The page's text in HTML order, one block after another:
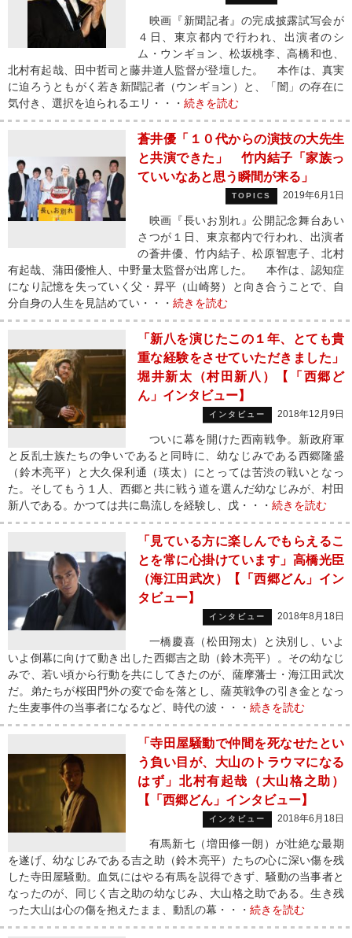
映画『新聞記者』の完成披露試写会が
４日、東京都内で行われ、出演者のシ
ム・ウンギョン、松坂桃李、高橋和也、
北村有起哉、田中哲司と藤井道人監督が登壇した。 本作は、真実
に迫ろうともがく若き新聞記者（ウンギョン）と、「闇」の存在に
気付き、選択を迫られるエリ・・・ 続きを読む
蒼井優「１０代からの演技の大先生
と共演できた」 竹内結子「家族っ
ていいなあと思う瞬間が来る」
TOPICS 2019年6月1日
映画『長いお別れ』公開記念舞台あい
さつが１日、東京都内で行われ、出演者
の蒼井優、竹内結子、松原智恵子、北村
有起哉、蒲田優惟人、中野量太監督が出席した。 本作は、認知症
になり記憶を失っていく父・昇平（山崎努）と向き合うことで、自
分自身の人生を見詰めてい・・・ 続きを読む
「新八を演じたこの１年、とても貴
重な経験をさせていただきました」
堀井新太（村田新八）【「西郷ど
ん」インタビュー】
インタビュー 2018年12月9日
ついに幕を開けた西南戦争。新政府軍
と反乱士族たちの争いであると同時に、幼なじみである西郷隆盛
（鈴木亮平）と大久保利通（瑛太）にとっては苦渋の戦いとなっ
た。そしてもう１人、西郷と共に戦う道を選んだ幼なじみが、村田
新八である。かつては共に島流しを経験し、戊・・・ 続きを読む
「見ている方に楽しんでもらえるこ
とを常に心掛けています」高橋光臣
（海江田武次）【「西郷どん」イン
タビュー】
インタビュー 2018年8月18日
一橋慶喜（松田翔太）と決別し、いよ
いよ倒幕に向けて動き出した西郷吉之助（鈴木亮平）。その幼なじ
みで、若い頃から行動を共にしてきたのが、薩摩藩士・海江田武次
だ。弟たちが桜田門外の変で命を落とし、薩英戦争の引き金となっ
た生麦事件の当事者になるなど、時代の波・・・ 続きを読む
「寺田屋騒動で仲間を死なせたとい
う負い目が、大山のトラウマになる
はず」北村有起哉（大山格之助）
【「西郷どん」インタビュー】
インタビュー 2018年6月18日
有馬新七（増田修一朗）が壮絶な最期
を遂げ、幼なじみである吉之助（鈴木亮平）たちの心に深い傷を残
した寺田屋騒動。血気にはやる有馬を説得できず、騒動の当事者と
なったのが、同じく吉之助の幼なじみ、大山格之助である。生き残
った大山は心の傷を抱えたまま、動乱の幕・・・ 続きを読む